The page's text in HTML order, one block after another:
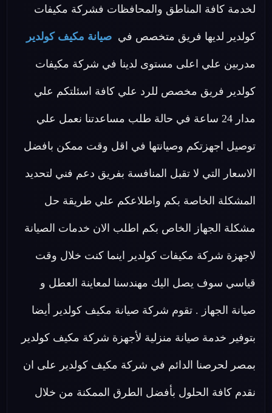
لخدمة كافة المناطق والمحافظات فشركة مكيفات
كولدير لديها فريق متخصص في صيانة مكيف كولدير
مدربين علي اعلى مستوى لدينا في شركة مكيفات
كولدير فريق مخصص للرد علي كافة اسئلتكم علي
مدار 24 ساعة في حالة طلب مساعدتنا نعمل علي
توصيل اجهزتكم وصيانتها في اقل وقت ممكن بافضل
الاسعار التي لا تقبل المنافسة بفريق دعم فني لتحديد
المشكلة الخاصة بكم واطلاعكم علي طريقة حل
مشكلة الجهاز الخاص بكم اطلب الان خدمات الصيانة
لاجهزة شركة مكيفات كولدير اينما كنت خلال وقت
قياسي سوف يصل اليك مهندسنا لمعاينة العطل و
صيانة الجهاز . تقوم شركة صيانة مكيف كولدير أيضا
بتوفير خدمة صيانة منزلية لأجهزة شركة مكيف كولدير
بمصر لحرصنا الدائم في شركة مكيف كولدير على ان
نقدم كافة الحلول بأفضل الطرق الممكنة من خلال